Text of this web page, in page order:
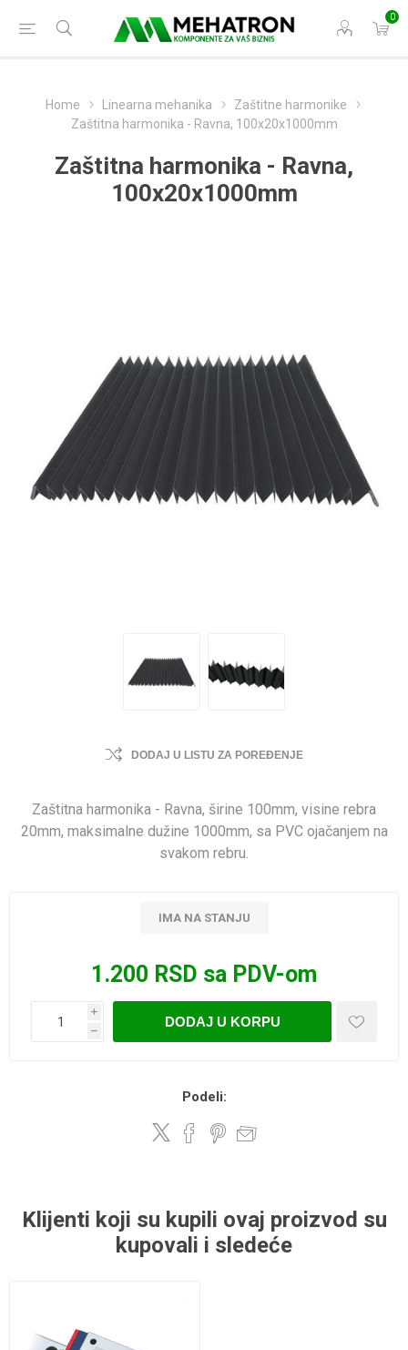
0
Home Linearna mehanika
Zaštitne harmonike
Zaštitna harmonika - Ravna, 100x20x1000mm
Zaštitna harmonika - Ravna,
100x20x1000mm
DODAJ U LISTU ZA POREĐENJE
Zaštitna harmonika - Ravna, širine 100mm, visine rebra
20mm, maksimalne dužine 1000mm, sa PVC ojačanjem na
svakom rebru.
IMA NA STANJU
1.200 RSD sa PDV-om
i
h
DODAJ U KORPU
Podeli:
Klijenti koji su kupili ovaj proizvod su
kupovali i sledeće